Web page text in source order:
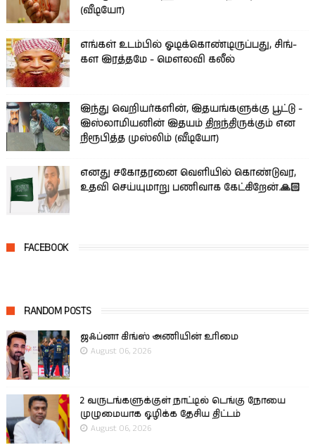
(வீடியோ)
எங்கள் உடம்பில் ஓடிக்­கொண்­டி­ருப்­பது, சிங்­
கள இரத்­தமே - மௌலவி கலீல்
இந்து வெறியர்களின், இதயங்களுக்கு பூட்டு -
இஸ்லாமியனின் இதயம் திறந்திருக்கும் என
நிரூபித்த முஸ்லிம் (வீடியோ)
எனது சகோதரனை வெளியில் கொண்டுவர,
உதவி செய்யுமாறு பணிவாக கேட்கிறேன்.🙏🏻
FACEBOOK
RANDOM POSTS
ஜஃப்னா கிங்ஸ் அணியின் உரிமை
August 06, 2026
2 வருடங்களுக்குள் நாட்டில் டெங்கு நோயை
முழுமையாக ஒழிக்க தேசிய திட்டம்
August 06, 2026